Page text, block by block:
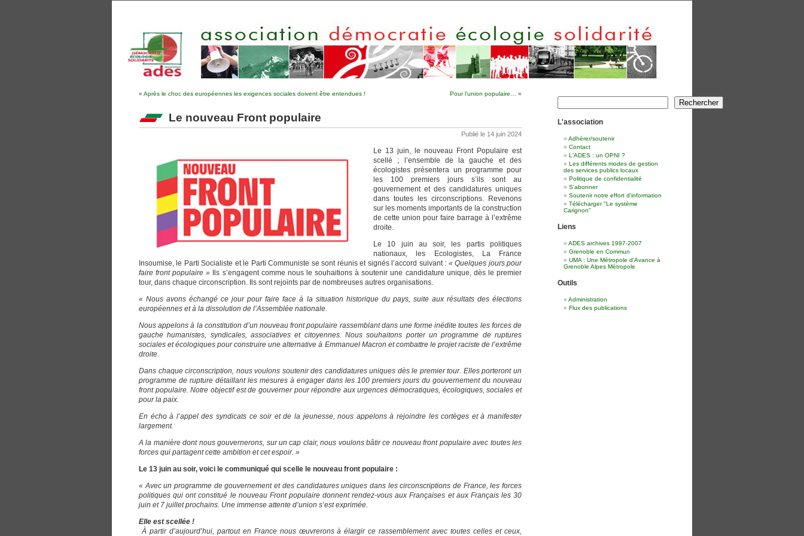
« Après le choc des européennes les exigences sociales doivent être entendues ! Pour l’union populaire… »
Le nouveau Front populaire
Publié le 14 juin 2024
Le 13 juin, le nouveau Front Populaire est
scellé ; l’ensemble de la gauche et des
écologistes présentera un programme pour
les 100 premiers jours s’ils sont au
gouvernement et des candidatures uniques
dans toutes les circonscriptions. Revenons
sur les moments importants de la construction
de cette union pour faire barrage à l’extrême
droite.
Le 10 juin au soir, les partis politiques
nationaux, les Ecologistes, La France
Insoumise, le Parti Socialiste et le Parti Communiste se sont réunis et signés l’accord suivant : « Quelques jours pour
faire front populaire »
Ils s’engagent comme nous le souhaitions à soutenir une candidature unique, dès le premier
tour, dans chaque circonscription. Ils sont rejoints par de nombreuses autres organisations.
« Nous avons échangé ce jour pour faire face à la situation historique du pays, suite aux résultats des élections
européennes et à la dissolution de l’Assemblée nationale.
Nous appelons à la constitution d’un nouveau front populaire rassemblant dans une forme inédite toutes les forces de
gauche humanistes, syndicales, associatives et citoyennes. Nous souhaitons porter un programme de ruptures
sociales et écologiques pour construire une alternative à Emmanuel Macron et combattre le projet raciste de l’extrême
droite.
Dans chaque circonscription, nous voulons soutenir des candidatures uniques dès le premier tour. Elles porteront un
programme de rupture détaillant les mesures à engager dans les 100 premiers jours du gouvernement du nouveau
front populaire. Notre objectif est de gouverner pour répondre aux urgences démocratiques, écologiques, sociales et
pour la paix.
En écho à l’appel des syndicats ce soir et de la jeunesse, nous appelons à rejoindre les cortèges et à manifester
largement.
A la manière dont nous gouvernerons, sur un cap clair, nous voulons bâtir ce nouveau front populaire avec toutes les
forces qui partagent cette ambition et cet espoir. »
Le 13 juin au soir, voici le communiqué qui scelle le nouveau front populaire :
« Avec un programme de gouvernement et des candidatures uniques dans les circonscriptions de France, les forces
politiques qui ont constitué le nouveau Front populaire donnent rendez-vous aux Françaises et aux Français les 30
juin et 7 juillet prochains. Une immense attente d’union s’est exprimée.
Elle est scellée !
À partir d’aujourd’hui, partout en France nous œuvrerons à élargir ce rassemblement avec toutes celles et ceux,
Rechercher Rechercher
L'association
Adhérer/soutenir
Contact
L'ADES : un OPNI ?
Les différents modes de gestion
des services publics locaux
Politique de confidentialité
S'abonner
Soutenir notre effort d'information
Télécharger "Le système
Carignon"
Liens
ADES archives 1997-2007
Grenoble en Commun
UMA : Une Métropole d'Avance à
Grenoble Alpes Métropole
Outils
Administration
Flux des publications